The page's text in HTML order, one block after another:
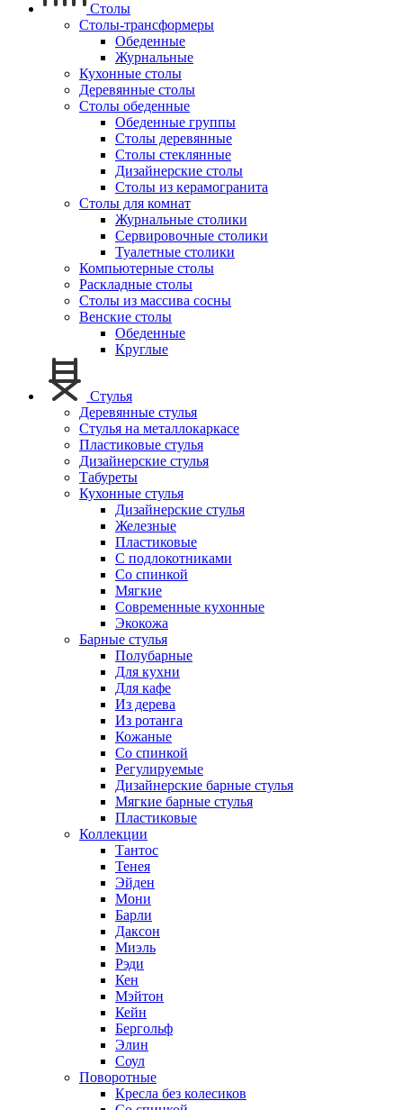
Столы
Столы-трансформеры
Обеденные
Журнальные
Кухонные столы
Деревянные столы
Столы обеденные
Обеденные группы
Столы деревянные
Столы стеклянные
Дизайнерские столы
Столы из керамогранита
Столы для комнат
Журнальные столики
Сервировочные столики
Туалетные столики
Компьютерные столы
Раскладные столы
Столы из массива сосны
Венские столы
Обеденные
Круглые
Стулья
Деревянные стулья
Стулья на металлокаркасе
Пластиковые стулья
Дизайнерские стулья
Табуреты
Кухонные стулья
Дизайнерские стулья
Железные
Пластиковые
С подлокотниками
Со спинкой
Мягкие
Современные кухонные
Экокожа
Барные стулья
Полубарные
Для кухни
Для кафе
Из дерева
Из ротанга
Кожаные
Со спинкой
Регулируемые
Дизайнерские барные стулья
Мягкие барные стулья
Пластиковые
Коллекции
Тантос
Тенея
Эйден
Мони
Барли
Даксон
Миэль
Рэди
Кен
Мэйтон
Кейн
Бергольф
Элин
Соул
Поворотные
Кресла без колесиков